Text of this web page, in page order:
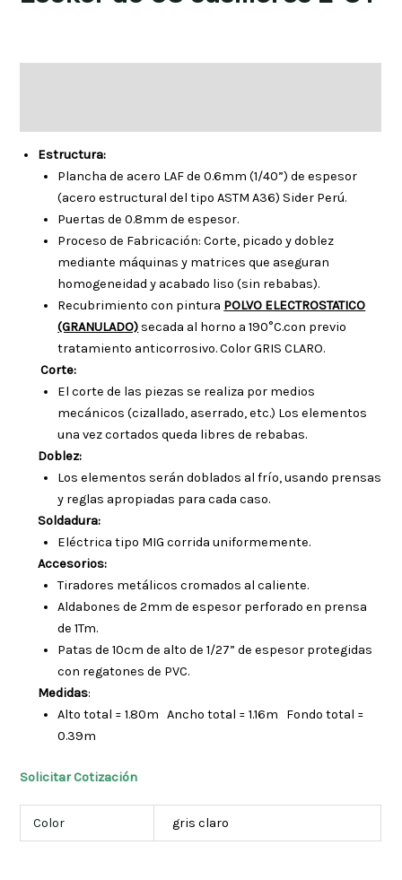
Estructura:
Plancha de acero LAF de 0.6mm (1/40”) de espesor
(acero estructural del tipo ASTM A36) Sider Perú.
Puertas de 0.8mm de espesor.
Proceso de Fabricación: Corte, picado y doblez
mediante máquinas y matrices que aseguran
homogeneidad y acabado liso (sin rebabas).
Recubrimiento con pintura POLVO ELECTROSTATICO
(GRANULADO) secada al horno a 190°C.con previo
tratamiento anticorrosivo. Color GRIS CLARO.
Corte:
El corte de las piezas se realiza por medios
mecánicos (cizallado, aserrado, etc.) Los elementos
una vez cortados queda libres de rebabas.
Doblez:
Los elementos serán doblados al frío, usando prensas
y reglas apropiadas para cada caso.
Soldadura:
Eléctrica tipo MIG corrida uniformemente.
Accesorios:
Tiradores metálicos cromados al caliente.
Aldabones de 2mm de espesor perforado en prensa
de 1Tm.
Patas de 10cm de alto de 1/27” de espesor protegidas
con regatones de PVC.
Medidas:
Alto total = 1.80m Ancho total = 1.16m Fondo total =
0.39m
Solicitar Cotización
Color gris claro